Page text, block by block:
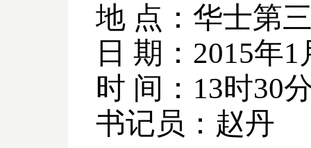
地 点：华士第
日 期： 2015年1
时 间： 13时30
书记员：赵丹